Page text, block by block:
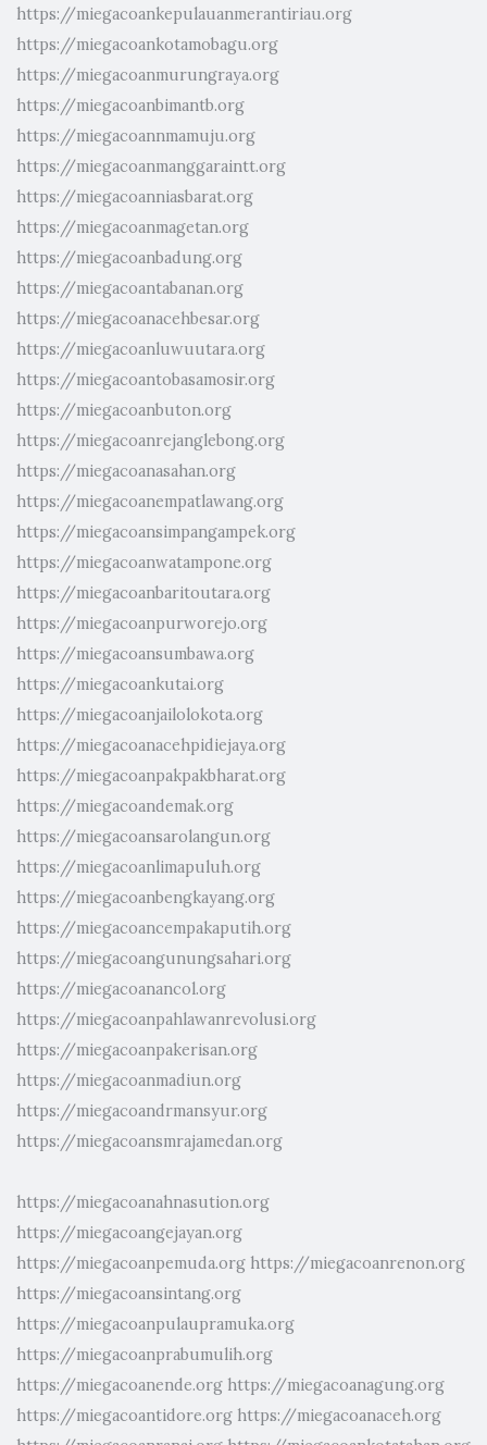
https://miegacoankepulauanmerantiriau.org
https://miegacoankotamobagu.org
https://miegacoanmurungraya.org
https://miegacoanbimantb.org
https://miegacoannmamuju.org
https://miegacoanmanggaraintt.org
https://miegacoanniasbarat.org
https://miegacoanmagetan.org
https://miegacoanbadung.org
https://miegacoantabanan.org
https://miegacoanacehbesar.org
https://miegacoanluwuutara.org
https://miegacoantobasamosir.org
https://miegacoanbuton.org
https://miegacoanrejanglebong.org
https://miegacoanasahan.org
https://miegacoanempatlawang.org
https://miegacoansimpangampek.org
https://miegacoanwatampone.org
https://miegacoanbaritoutara.org
https://miegacoanpurworejo.org
https://miegacoansumbawa.org
https://miegacoankutai.org
https://miegacoanjailolokota.org
https://miegacoanacehpidiejaya.org
https://miegacoanpakpakbharat.org
https://miegacoandemak.org
https://miegacoansarolangun.org
https://miegacoanlimapuluh.org
https://miegacoanbengkayang.org
https://miegacoancempakaputih.org
https://miegacoangunungsahari.org
https://miegacoanancol.org
https://miegacoanpahlawanrevolusi.org
https://miegacoanpakerisan.org
https://miegacoanmadiun.org
https://miegacoandrmansyur.org
https://miegacoansmrajamedan.org
https://miegacoanahnasution.org
https://miegacoangejayan.org
https://miegacoanpemuda.org https://miegacoanrenon.org
https://miegacoansintang.org
https://miegacoanpulaupramuka.org
https://miegacoanprabumulih.org
https://miegacoanende.org https://miegacoanagung.org
https://miegacoantidore.org https://miegacoanaceh.org